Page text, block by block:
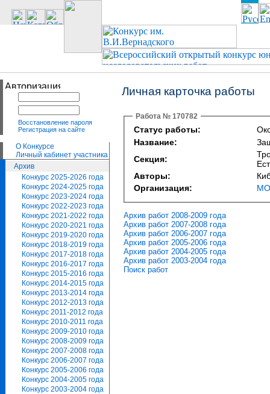
Восстановление пароля
Регистрация на сайте
О Конкурсе
Личный кабинет участника
Архив
Конкурс 2025-2026 года
Конкурс 2024-2025 года
Конкурс 2023-2024 года
Конкурс 2022-2023 года
Конкурс 2021-2022 года
Конкурс 2020-2021 года
Конкурс 2019-2020 года
Конкурс 2018-2019 года
Конкурс 2017-2018 года
Конкурс 2016-2017 года
Конкурс 2015-2016 года
Конкурс 2014-2015 года
Конкурс 2013-2014 года
Конкурс 2012-2013 года
Конкурс 2011-2012 года
Конкурс 2010-2011 года
Конкурс 2009-2010 года
Конкурс 2008-2009 года
Конкурс 2007-2008 года
Конкурс 2006-2007 года
Конкурс 2005-2006 года
Конкурс 2004-2005 года
Конкурс 2003-2004 года
Личная карточка работы
Работа № 170782
Статус работы:
Название:
Секция:
Авторы:
Организация:
Архив работ 2008-2009 года
Архив работ 2007-2008 года
Архив работ 2006-2007 года
Архив работ 2005-2006 года
Архив работ 2004-2005 года
Архив работ 2003-2004 года
Поиск работ